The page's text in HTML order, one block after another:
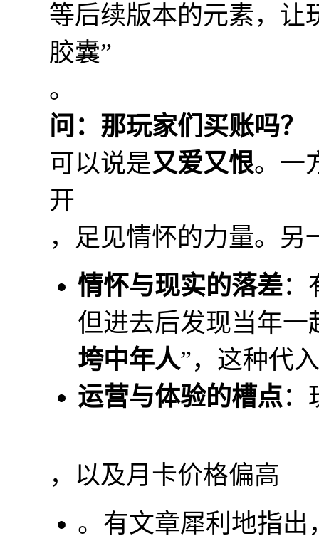
等后续版本的元素，让
胶囊”
。
问：那玩家们买账吗？
可以说是又爱又恨。一
开
，足见情怀的力量。另
情怀与现实的落差：
但进去后发现当年一
垮中年人”，这种代
运营与体验的槽点：
，以及月卡价格偏高
。有文章犀利地指出